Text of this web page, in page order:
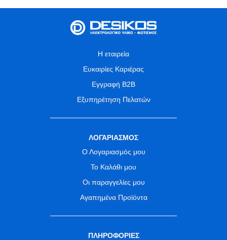
Η εταιρεία
Ευκαιρίες Καριέρας
Εγγραφή B2B
Εξυπηρέτηση Πελατών
ΛΟΓΑΡΙΑΣΜΟΣ
Ο Λογαριασμός μου
Το Καλάθι μου
Οι παραγγελίες μου
Αγαπημένα Προϊόντα
ΠΛΗΡΟΦΟΡΙΕΣ